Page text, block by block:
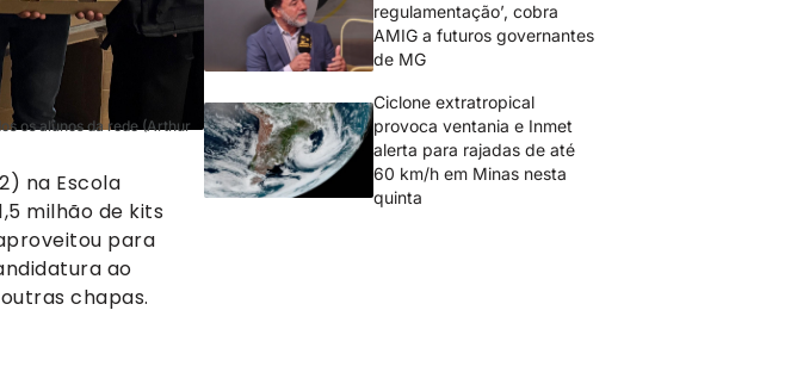
os alunos da rede (Arthur
na Escola
milhão de kits
para
ao
chapas.
regulamentação’, cobra
AMIG a futuros governantes
de MG
Ciclone extratropical
provoca ventania e Inmet
alerta para rajadas de até
60 km/h em Minas nesta
quinta